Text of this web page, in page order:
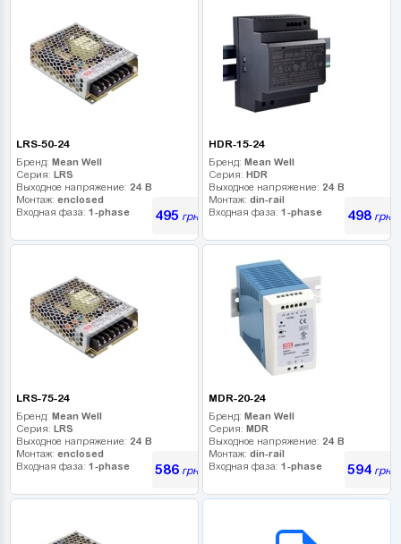
LRS-50-24
Бренд: Mean Well
Серия: LRS
Выходное напряжение: 24 В
Монтаж: enclosed
Входная фаза: 1-phase 495 грн
HDR-15-24
Бренд: Mean Well
Серия: HDR
Выходное напряжение: 24 В
Монтаж: din-rail
Входная фаза: 1-phase 498грн
LRS-75-24
Бренд: Mean Well
Серия: LRS
Выходное напряжение: 24 В
Монтаж: enclosed
Входная фаза: 1-phase 586грн
MDR-20-24
Бренд: Mean Well
Серия: MDR
Выходное напряжение: 24 В
Монтаж: din-rail
Входная фаза: 1-phase 594грн